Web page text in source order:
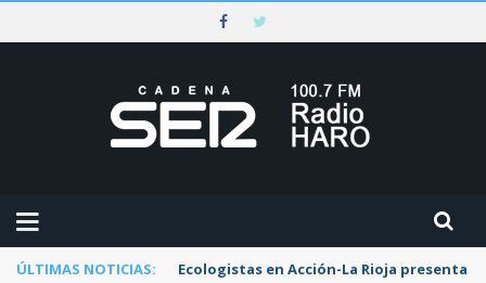
ÚLTIMAS NOTICIAS: Ecologistas en Acción-La Rioja presenta